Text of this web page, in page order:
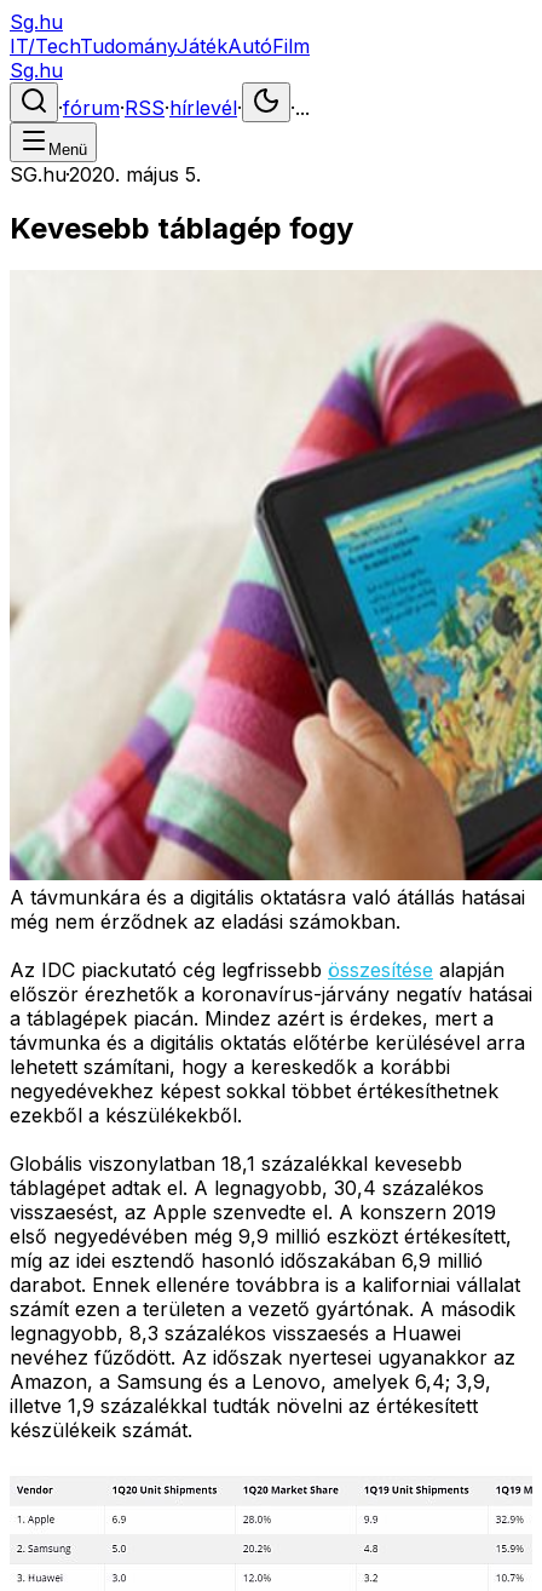
Sg.hu
IT/TechTudományJátékAutóFilm
Sg.hu
·fórum·RSS·hírlevél· ·...
Menü
SG.hu·2020. május 5.
Kevesebb táblagép fogy
A távmunkára és a digitális oktatásra való átállás hatásai
még nem érződnek az eladási számokban.
Az IDC piackutató cég legfrissebb összesítése alapján
először érezhetők a koronavírus-járvány negatív hatásai
a táblagépek piacán. Mindez azért is érdekes, mert a
távmunka és a digitális oktatás előtérbe kerülésével arra
lehetett számítani, hogy a kereskedők a korábbi
negyedévekhez képest sokkal többet értékesíthetnek
ezekből a készülékekből.
Globális viszonylatban 18,1 százalékkal kevesebb
táblagépet adtak el. A legnagyobb, 30,4 százalékos
visszaesést, az Apple szenvedte el. A konszern 2019
első negyedévében még 9,9 millió eszközt értékesített,
míg az idei esztendő hasonló időszakában 6,9 millió
darabot. Ennek ellenére továbbra is a kaliforniai vállalat
számít ezen a területen a vezető gyártónak. A második
legnagyobb, 8,3 százalékos visszaesés a Huawei
nevéhez fűződött. Az időszak nyertesei ugyanakkor az
Amazon, a Samsung és a Lenovo, amelyek 6,4; 3,9,
illetve 1,9 százalékkal tudták növelni az értékesített
készülékeik számát.